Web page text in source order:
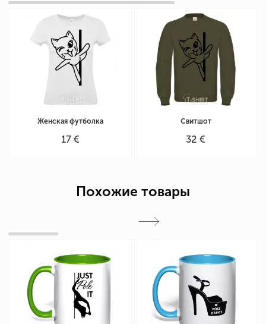
Женская футболка
17 €
Свитшот
32 €
Похожие товары